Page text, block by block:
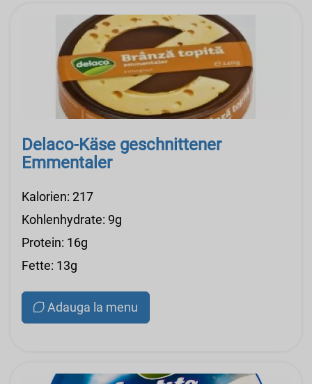
Delaco-Käse geschnittener
Emmentaler
Kalorien: 217
Kohlenhydrate: 9g
Protein: 16g
Fette: 13g
Adauga la menu